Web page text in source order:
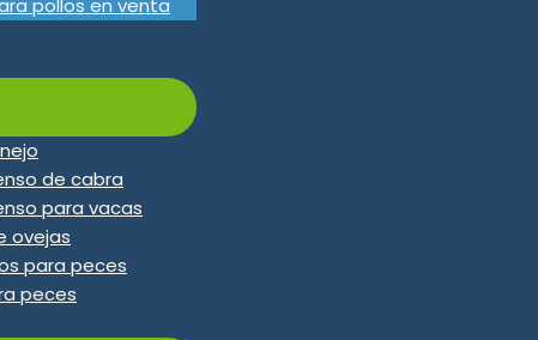
pollos en venta
de cabra
para vacas
ovejas
para peces
peces